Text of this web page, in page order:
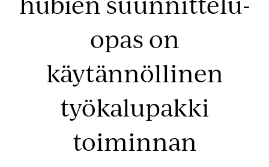
hubien suunnittelu­
opas on
käytännöllinen
työkalu­pakki
toiminnan